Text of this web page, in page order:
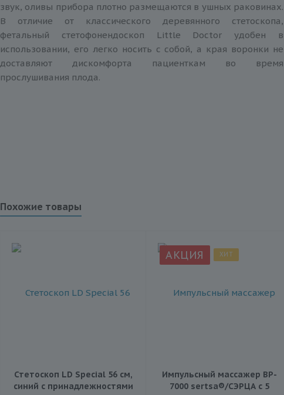
звук, оливы прибора плотно размещаются в ушных раковинах.
В отличие от классического деревянного стетоскопа,
фетальный стетофонендоскоп Little Doctor удобен в
использовании, его легко носить с собой, а края воронки не
доставляют дискомфорта пациенткам во время
прослушивания плода.
Похожие товары
Стетоскоп LD Special 56 см,
синий с принадлежностями
АКЦИЯ ХИТ
Импульсный массажер BP-
7000 sertsa®/СЭРЦА с 5